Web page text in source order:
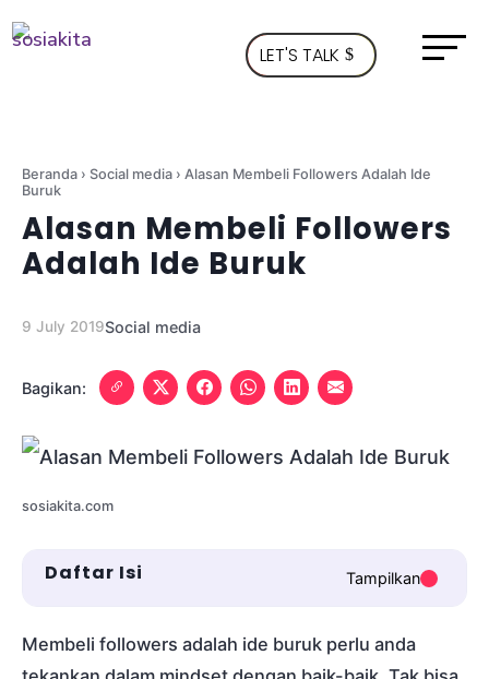
LET'S TALK
Beranda › Social media › Alasan Membeli Followers Adalah Ide
Buruk
Alasan Membeli Followers
Adalah Ide Buruk
9 July 2019Social media
Bagikan:
sosiakita.com
Daftar Isi Tampilkan
Membeli followers adalah ide buruk perlu anda